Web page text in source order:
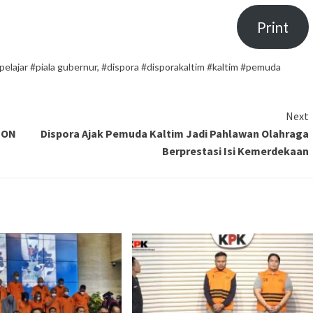
Print
#piala gubernur, #dispora #disporakaltim #kaltim #pemuda
Next
Dispora Ajak Pemuda Kaltim Jadi Pahlawan Olahraga
Berprestasi Isi Kemerdekaan